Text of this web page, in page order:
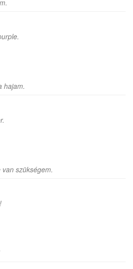
hajam.
szükségem.